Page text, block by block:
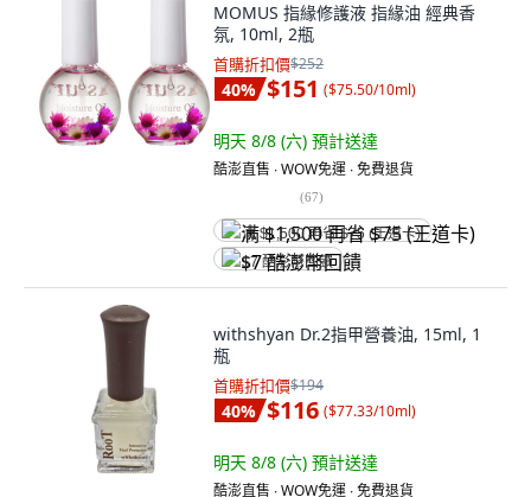
MOMUS 指緣修護液 指緣油 經典香
氛, 10ml, 2瓶
首購折扣價$252
40% $151 ($75.50/10ml)
明天 8/8 (六) 預計送達
酷澎直售 ∙ WOW免運 ∙ 免費退貨
(67)
满 $1,500 再省 $75 (王道卡)
$7 酷澎幣回饋
withshyan Dr.2指甲營養油, 15ml, 1
瓶
首購折扣價$194
40% $116 ($77.33/10ml)
明天 8/8 (六) 預計送達
酷澎直售 ∙ WOW免運 ∙ 免費退貨